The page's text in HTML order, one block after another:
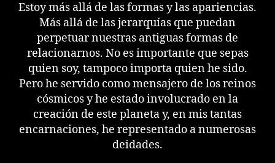
Estoy más allá de las formas y las apariencias.
Más allá de las jerarquías que puedan
perpetuar nuestras antiguas formas de
relacionarnos. No es importante que sepas
quien soy, tampoco importa quien he sido.
Pero he servido como mensajero de los reinos
cósmicos y he estado involucrado en la
creación de este planeta y, en mis tantas
encarnaciones, he representado a numerosas
deidades.